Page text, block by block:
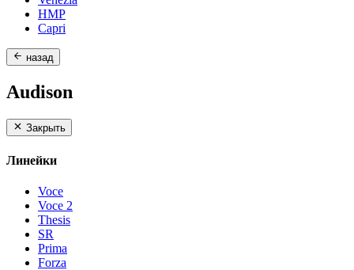
HMP
Capri
назад
Audison
Закрыть
Линейки
Voce
Voce 2
Thesis
SR
Prima
Forza